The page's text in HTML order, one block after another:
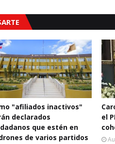
"afiliados inactivos"
declarados
que estén en
de varios partidos
el